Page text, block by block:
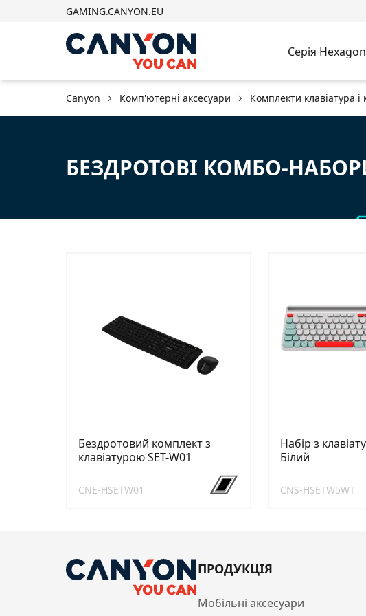
GAMING.CANYON.EU
Серія Hexagon
Canyon Комп'ютерні аксесуари Комплекти клавіатура
БЕЗДРОТОВІ КОМБО-
Бездротовий комплект з
клавіатурою SET-W01
CNE-HSETW01
Набір з
Білий
CNS-HSETW5WT
ПРОДУКЦІЯ
Мобільні аксесуари